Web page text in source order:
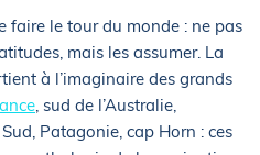
faire le tour du monde : ne pas
mais les assumer. La
à l’imaginaire des grands
, sud de l’Australie,
Patagonie, cap Horn : ces